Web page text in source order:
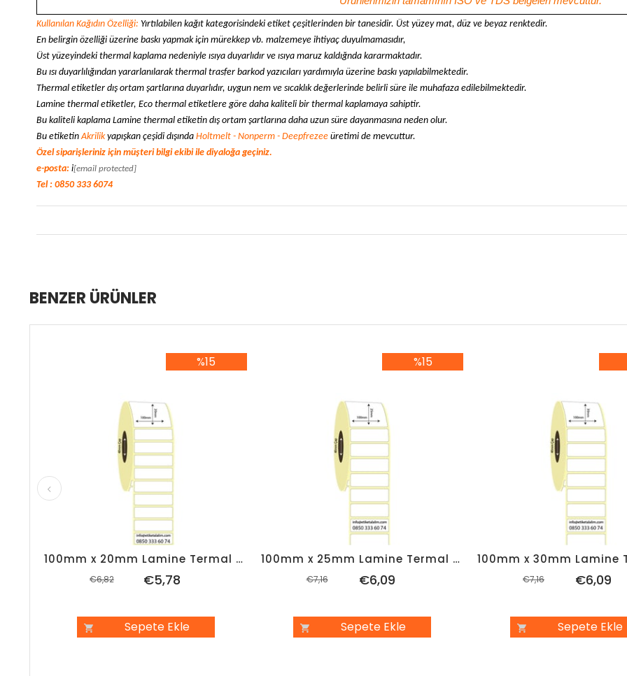
Kullanılan Kağıdın Özelliği: Yırtılabilen kağıt kategorisindeki etiket çeşitlerinden bir tanesidir. Üst yüzey mat, düz ve beyaz renktedir.
En belirgin özelliği üzerine baskı yapmak için mürekkep vb. malzemeye ihtiyaç duyulmamasıdır,
Üst yüzeyindeki thermal kaplama nedeniyle ısıya duyarlıdır ve ısıya maruz kaldığnda kararmaktadır.
Bu ısı duyarlılığından yararlanılarak thermal trasfer barkod yazıcıları yardımıyla üzerine baskı yapılabilmektedir.
Thermal etiketler dış ortam şartlarına duyarlıdır, uygun nem ve sıcaklık değerlerinde belirli süre ile muhafaza edilebilmektedir.
Lamine thermal etiketler, Eco thermal etiketlere göre daha kaliteli bir thermal kaplamaya sahiptir.
Bu kaliteli kaplama Lamine thermal etiketin dış ortam şartlarına daha uzun süre dayanmasına neden olur.
Bu etiketinAkrilikyapışkan çeşidi dışında Holtmelt - Nonperm - Deepfrezee üretimi de mevcuttur.
Özel siparişleriniz için müşteri bilgi ekibi ile diyaloğa geçiniz.
e-posta: i[email protected]
Tel : 0850 333 6074
BENZER ÜRÜNLER
100mm x 20mm Lamine Termal Etiket (Sticker)
€5,78
€6,82
Sepete Ekle
%15
100mm x 25mm Lamine Termal Etiket (Sticker)
€6,09
€7,16
Sepete Ekle
%15
€6,09
€7,16
Sepete Ekle